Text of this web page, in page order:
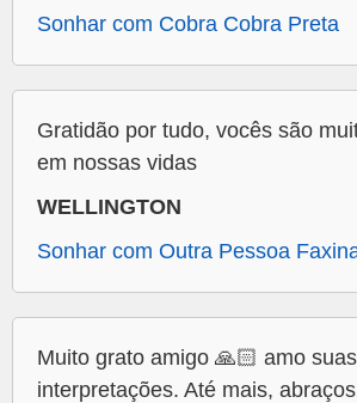
Sonhar com Cobra Cobra Preta
Gratidão por tudo, vocês são
em nossas vidas
WELLINGTON
Sonhar com Outra Pessoa
Muito grato amigo 🙏🏻 amo suas
interpretações. Até mais,